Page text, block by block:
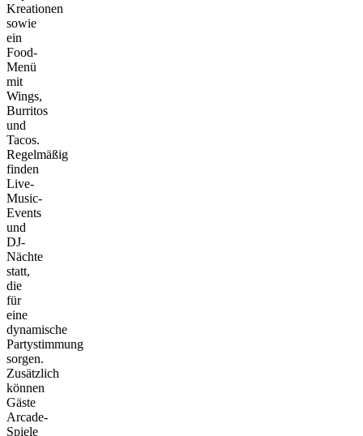
Kreationen
sowie
ein
Food-
Menü
mit
Wings,
Burritos
und
Tacos.
Regelmäßig
finden
Live-
Music-
Events
und
DJ-
Nächte
statt,
die
für
eine
dynamische
Partystimmung
sorgen.
Zusätzlich
können
Gäste
Arcade-
Spiele